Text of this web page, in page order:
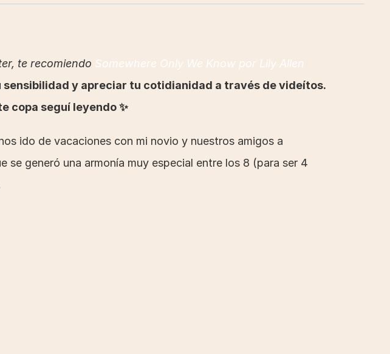
te recomiendo Somewhere Only We Know por Lily Allen
y apreciar tu cotidianidad a través de videítos.
copa seguí leyendo ✨
ido de vacaciones con mi novio y nuestros amigos a
generó una armonía muy especial entre los 8 (para ser 4